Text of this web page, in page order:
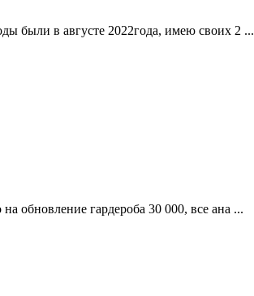
были в августе 2022года, имею своих 2 ...
обновление гардероба 30 000, все ана ...